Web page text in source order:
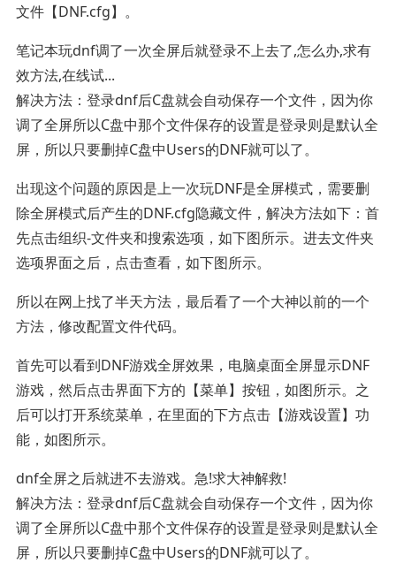
文件【DNF.cfg】。
笔记本玩dnf调了一次全屏后就登录不上去了,怎么办,求有
效方法,在线试...
解决方法：登录dnf后C盘就会自动保存一个文件，因为你
调了全屏所以C盘中那个文件保存的设置是登录则是默认全
屏，所以只要删掉C盘中Users的DNF就可以了。
出现这个问题的原因是上一次玩DNF是全屏模式，需要删
除全屏模式后产生的DNF.cfg隐藏文件，解决方法如下：首
先点击组织-文件夹和搜索选项，如下图所示。进去文件夹
选项界面之后，点击查看，如下图所示。
所以在网上找了半天方法，最后看了一个大神以前的一个
方法，修改配置文件代码。
首先可以看到DNF游戏全屏效果，电脑桌面全屏显示DNF
游戏，然后点击界面下方的【菜单】按钮，如图所示。之
后可以打开系统菜单，在里面的下方点击【游戏设置】功
能，如图所示。
dnf全屏之后就进不去游戏。急!求大神解救!
解决方法：登录dnf后C盘就会自动保存一个文件，因为你
调了全屏所以C盘中那个文件保存的设置是登录则是默认全
屏，所以只要删掉C盘中Users的DNF就可以了。